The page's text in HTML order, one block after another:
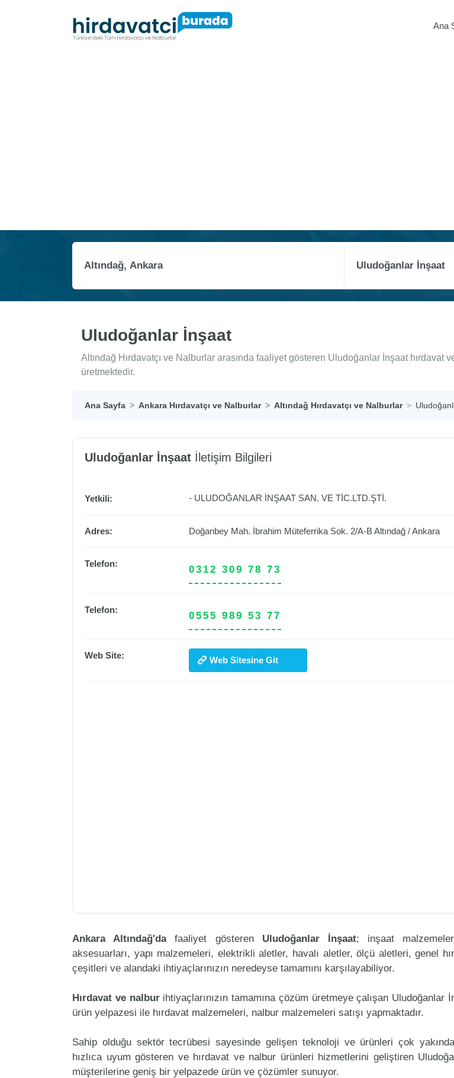
Ana
Uludoğanlar İnşaat
Altındağ Hırdavatçı ve Nalburlar arasında faaliyet gösteren Uludoğanlar İnşaat hırdavat
üretmektedir.
Ana Sayfa Ankara Hırdavatçı ve Nalburlar Altındağ Hırdavatçı ve Nalburlar
Uludoğanlar İnşaat İletişim Bilgileri
Yetkili: - ULUDOĞANLAR İNŞAAT SAN. VE TİC.LTD.ŞTİ.
Adres: Doğanbey Mah. İbrahim Müteferrika Sok. 2/A-BAltındağ /Ankara
Telefon:
0312 309 78 73
Telefon:
0555 989 53 77
Web Site: Web Sitesine Git
Ankara Altındağ'dafaaliyet gösteren Uludoğanlar İnşaat; inşaat
aksesuarları, yapı malzemeleri, elektrikli aletler, havalı aletler, ölçü aletleri, genel
çeşitleri ve alandaki ihtiyaçlarınızın neredeyse tamamını karşılayabiliyor.
Hırdavat ve nalburihtiyaçlarınızın tamamına çözüm üretmeye çalışan Uludoğanlar
ürün yelpazesi ile hırdavat malzemeleri, nalbur malzemeleri satışı yapmaktadır.
Sahip olduğu sektör tecrübesi sayesinde gelişen teknoloji ve ürünleri çok
hızlıca uyum gösteren ve hırdavat ve nalbur ürünleri hizmetlerini geliştiren
müşterilerine geniş bir yelpazede ürün ve çözümler sunuyor.